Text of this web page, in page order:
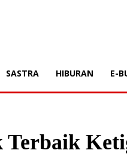
SASTRA HIBURAN E-